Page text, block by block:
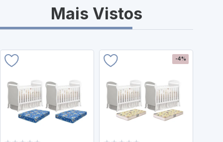
Mais Vistos
-4%